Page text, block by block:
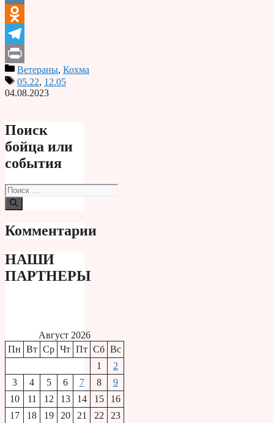
VK
Odnoklassniki
Telegram
PrintВетераны, Кохма
05.22, 12.05
04.08.2023
Поиск
бойца или
события
Поиск:
Комментарии
НАШИ
ПАРТНЕРЫ
Август 2026
Пн Вт Ср Чт Пт Сб Вс
1
2
3
4 5 6 7 8
9
10
11 12 13 14 15
16
17
18 19 20 21 22 23